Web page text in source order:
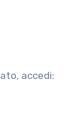
accedi: